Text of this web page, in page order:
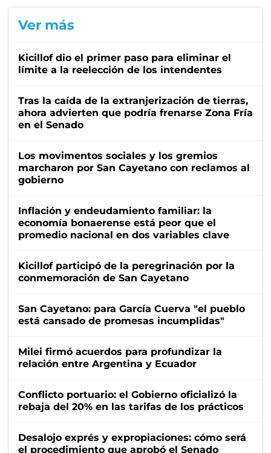
Ver más
Kicillof dio el primer paso para eliminar el
límite a la reelección de los intendentes
Tras la caída de la extranjerización de tierras,
ahora advierten que podría frenarse Zona Fría
en el Senado
Los movimentos sociales y los gremios
marcharon por San Cayetano con reclamos al
gobierno
Inflación y endeudamiento familiar: la
economía bonaerense está peor que el
promedio nacional en dos variables clave
Kicillof participó de la peregrinación por la
conmemoración de San Cayetano
San Cayetano: para García Cuerva "el pueblo
está cansado de promesas incumplidas"
Milei firmó acuerdos para profundizar la
relación entre Argentina y Ecuador
Conflicto portuario: el Gobierno oficializó la
rebaja del 20% en las tarifas de los prácticos
Desalojo exprés y expropiaciones: cómo será
el procedimiento que aprobó el Senado